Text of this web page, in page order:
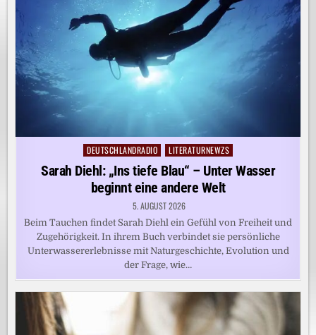
Posted
in
DEUTSCHLANDRADIO LITERATURNEWZS
Sarah Diehl: „Ins tiefe Blau“ – Unter Wasser
beginnt eine andere Welt
5. AUGUST 2026
Beim Tauchen findet Sarah Diehl ein Gefühl von Freiheit und
Zugehörigkeit. In ihrem Buch verbindet sie persönliche
Unterwassererlebnisse mit Naturgeschichte, Evolution und
der Frage, wie…